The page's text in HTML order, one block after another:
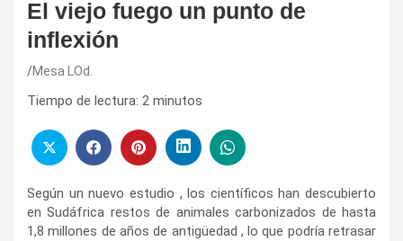
El viejo fuego un punto de
inflexión
Mesa LOd.
Tiempo de lectura: 2 minutos
Según un nuevo estudio , los científicos han descubierto
en Sudáfrica restos de animales carbonizados de hasta
1,8 millones de años de antigüedad , lo que podría retrasar